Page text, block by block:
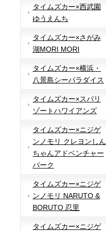
タイムズカー×西武園
ゆうえんち
タイムズカー×さがみ
湖MORI MORI
タイムズカー×横浜・
八景島シーパラダイス
タイムズカー×スパリ
ゾートハワイアンズ
タイムズカー×ニジゲ
ンノモリ クレヨンしん
ちゃんアドベンチャー
パーク
タイムズカー×ニジゲ
ンノモリ NARUTO &
BORUTO 忍里
タイムズカー×ニジゲ